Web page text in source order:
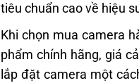
tiêu chuẩn cao về hiệu
Khi chọn mua camera
phẩm chính hãng, giá
lắp đặt camera một